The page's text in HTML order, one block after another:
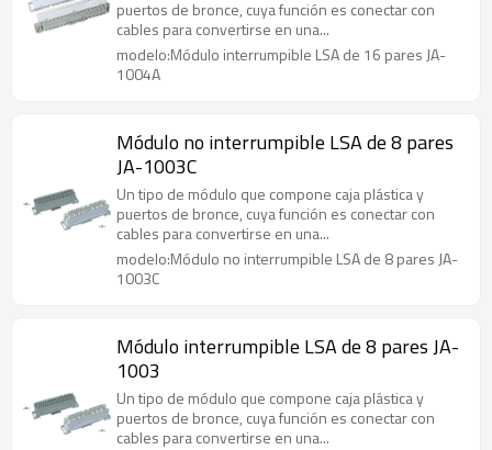
puertos de bronce, cuya función es conectar con
cables para convertirse en una...
modelo:Módulo interrumpible LSA de 16 pares JA-
1004A
Módulo no interrumpible LSA de 8 pares
JA-1003C
Un tipo de módulo que compone caja plástica y
puertos de bronce, cuya función es conectar con
cables para convertirse en una...
modelo:Módulo no interrumpible LSA de 8 pares JA-
1003C
Módulo interrumpible LSA de 8 pares JA-
1003
Un tipo de módulo que compone caja plástica y
puertos de bronce, cuya función es conectar con
cables para convertirse en una...